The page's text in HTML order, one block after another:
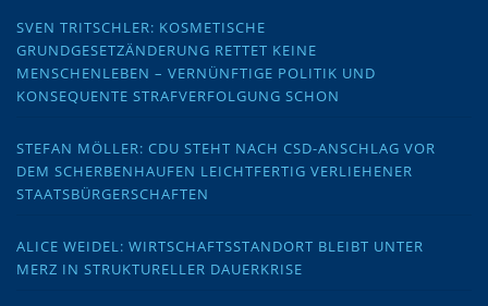
SVEN TRITSCHLER: KOSMETISCHE
GRUNDGESETZÄNDERUNG RETTET KEINE
MENSCHENLEBEN – VERNÜNFTIGE POLITIK UND
KONSEQUENTE STRAFVERFOLGUNG SCHON
STEFAN MÖLLER: CDU STEHT NACH CSD-ANSCHLAG VOR
DEM SCHERBENHAUFEN LEICHTFERTIG VERLIEHENER
STAATSBÜRGERSCHAFTEN
ALICE WEIDEL: WIRTSCHAFTSSTANDORT BLEIBT UNTER
MERZ IN STRUKTURELLER DAUERKRISE